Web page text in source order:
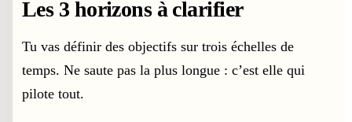
Les 3 horizons à clarifier
Tu vas définir des objectifs sur trois échelles de
temps. Ne saute pas la plus longue : c’est elle qui
pilote tout.